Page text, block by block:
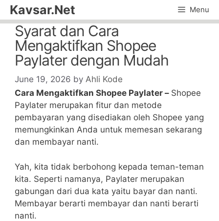
Skip
to
content
Kavsar.Net Menu
Syarat dan Cara
Mengaktifkan Shopee
Paylater dengan Mudah
June 19, 2026 by Ahli Kode
Cara Mengaktifkan Shopee Paylater – Shopee
Paylater merupakan fitur dan metode
pembayaran yang disediakan oleh Shopee yang
memungkinkan Anda untuk memesan sekarang
dan membayar nanti.
Yah, kita tidak berbohong kepada teman-teman
kita. Seperti namanya, Paylater merupakan
gabungan dari dua kata yaitu bayar dan nanti.
Membayar berarti membayar dan nanti berarti
nanti.